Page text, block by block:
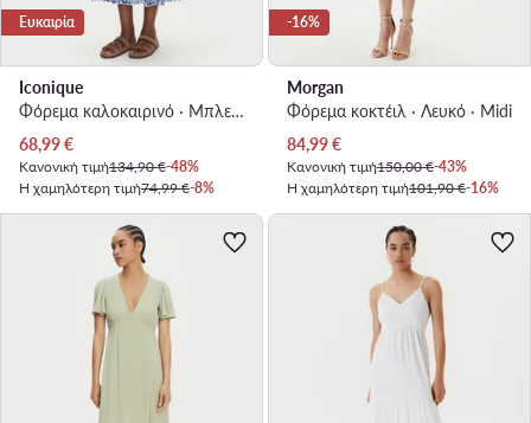
Ευκαιρία
Iconique
Φόρεμα καλοκαιρινό · Μπλε · Midi
Τρέχουσα τιμή
68,99€
Κανονική τιμή134,90 €-48%
Η χαμηλότερη τιμή74,99 €-8%
-16%
Morgan
Φόρεμα κοκτέιλ · Λευκό · Midi
Τρέχουσα τιμή
84,99€
Κανονική τιμή150,00 €-43%
Η χαμηλότερη τιμή101,90 €-16%